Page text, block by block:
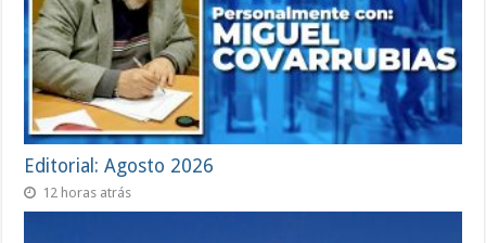
Editorial: Agosto 2026
12 horas atrás